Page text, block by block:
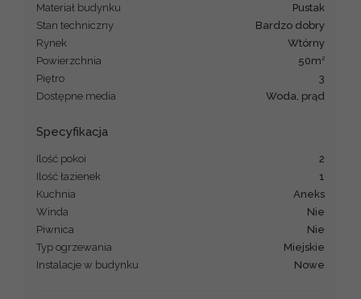
Materiał budynku
pustak
Stan techniczny
Bardzo dobry
Rynek
Wtórny
Powierzchnia
50m 2
Piętro
3
Dostępne media
woda, prąd
Specyfikacja
Ilość pokoi
2
Ilość łazienek
1
Kuchnia
aneks
Winda
Nie
Piwnica
Nie
Typ ogrzewania
miejskie
Instalacje w budynku
nowe